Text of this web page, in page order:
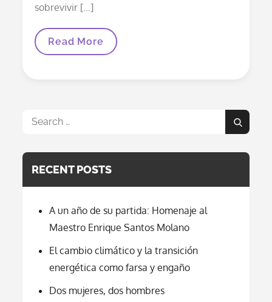
sobrevivir […]
Robert
Batalla
Read More
Search
Search
RECENT POSTS
A un año de su partida: Homenaje al
Maestro Enrique Santos Molano
El cambio climático y la transición
energética como farsa y engaño
Dos mujeres, dos hombres